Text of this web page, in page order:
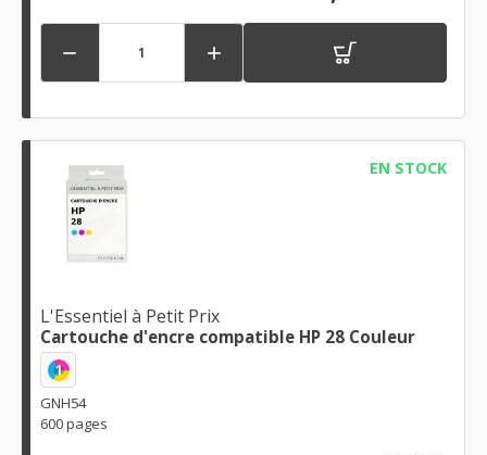
 
EN STOCK
L'Essentiel à Petit Prix
Cartouche d'encre compatible HP 28 Couleur
1
GNH54
600 pages